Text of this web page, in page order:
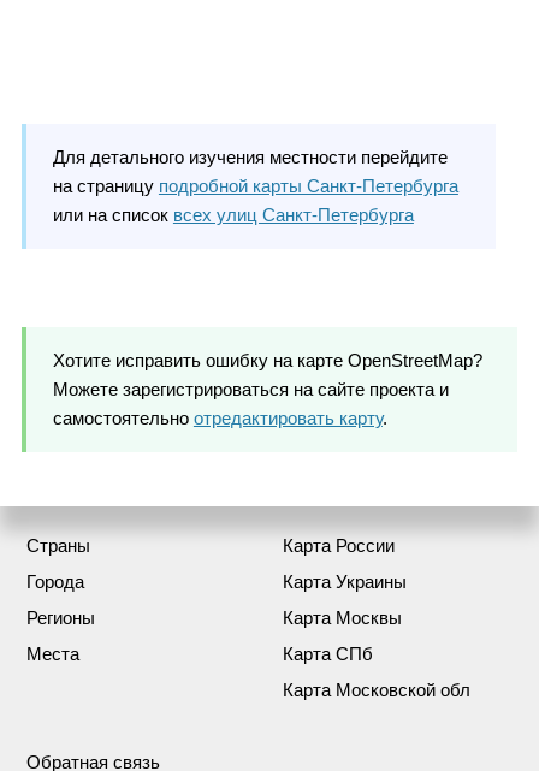
Для детального изучения местности перейдите
на страницу подробной карты Санкт-Петербурга
или на список всех улиц Санкт-Петербурга
Хотите исправить ошибку на карте OpenStreetMap?
Можете зарегистрироваться на сайте проекта и
самостоятельно отредактировать карту.
Страны
Города
Регионы
Места
Карта России
Карта Украины
Карта Москвы
Карта СПб
Карта Московской обл
Обратная связь